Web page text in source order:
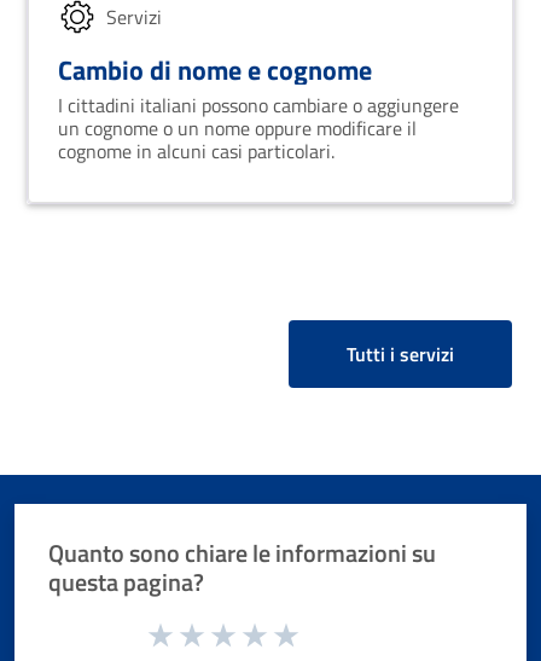
Servizi
Cambio di nome e cognome
I cittadini italiani possono cambiare o aggiungere
un cognome o un nome oppure modificare il
cognome in alcuni casi particolari.
Tutti i servizi
Quanto sono chiare le informazioni su
questa pagina?
Valuta da 1 a 5 stelle la pagina